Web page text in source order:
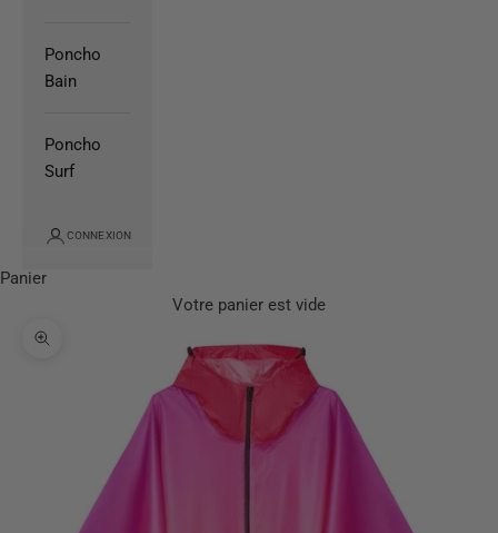
Poncho
Bain
Poncho
Surf
CONNEXION
Panier
Votre panier est vide
Zoomer sur l'image